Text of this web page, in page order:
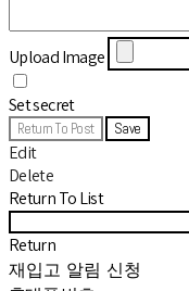
Upload Image
Set secret
Return To Post Save
Edit
Delete
Return To List
Return
재입고 알림 신청